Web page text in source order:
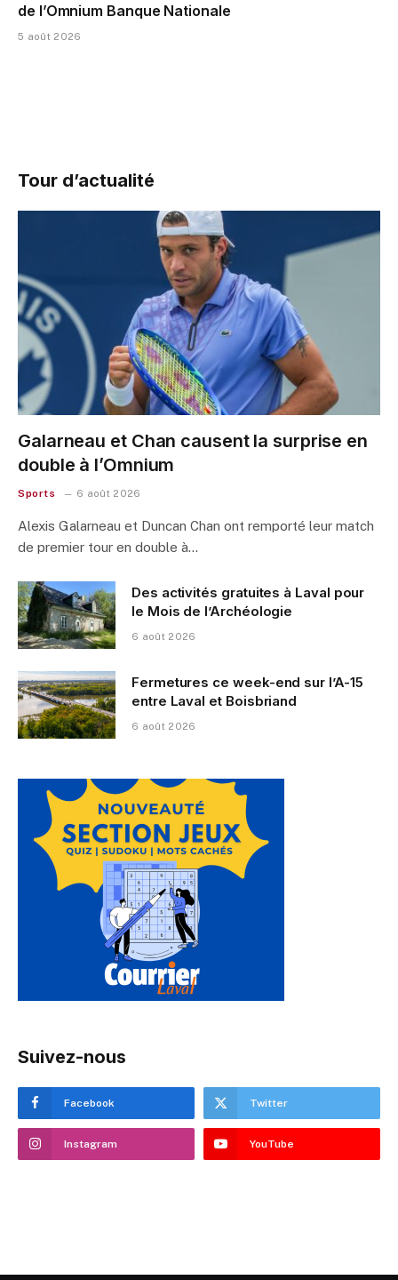
de l’Omnium Banque Nationale
5 août 2026
Tour d’actualité
Galarneau et Chan causent la surprise en
double à l’Omnium
Sports 6 août 2026
Alexis Galarneau et Duncan Chan ont remporté leur match
de premier tour en double à…
Des activités gratuites à Laval pour
le Mois de l’Archéologie
6 août 2026
Fermetures ce week-end sur l’A-15
entre Laval et Boisbriand
6 août 2026
Suivez-nous
Facebook Twitter
Instagram YouTube